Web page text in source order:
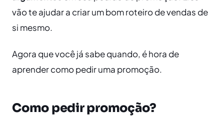
vão te ajudar a criar um bom roteiro de vendas de
si mesmo.
Agora que você já sabe quando, é hora de
aprender como pedir uma promoção.
Como pedir promoção?